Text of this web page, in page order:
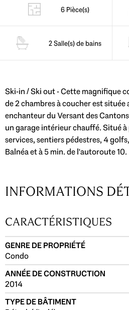
6 Pièce(s)
2 Salle(s) de bains
Ski-in / Ski out - Cette magnifique
de 2 chambres à coucher est située
enchanteur du Versant des
un garage intérieur chauffé. Situé
services, sentiers pédestres, 4
Balnéa et à 5 min. de l'autoroute 10.
INFORMATIONS
CARACTÉRISTIQUES
GENRE DE PROPRIÉTÉ
Condo
ANNÉE DE CONSTRUCTION
2014
TYPE DE BÂTIMENT